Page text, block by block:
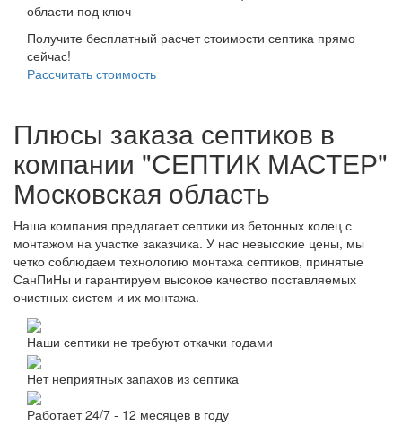
Получите бесплатный расчет стоимости септика прямо
сейчас!
Рассчитать стоимость
Плюсы заказа септиков в
компании "СЕПТИК МАСТЕР"
Московская область
Наша компания предлагает септики из бетонных колец с
монтажом на участке заказчика. У нас невысокие цены, мы
четко соблюдаем технологию монтажа септиков, принятые
СанПиНы и гарантируем высокое качество поставляемых
очистных систем и их монтажа.
Наши септики не требуют откачки годами
Нет неприятных запахов из септика
Работает 24/7 - 12 месяцев в году